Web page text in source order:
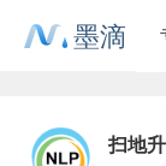
墨滴
扫地升